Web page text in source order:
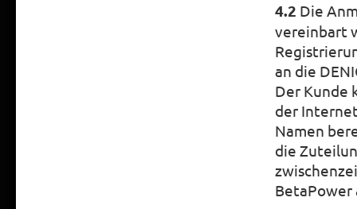
4.2 Die
vereinbart
an die
Der Kunde
der
Namen
die
BetaPower